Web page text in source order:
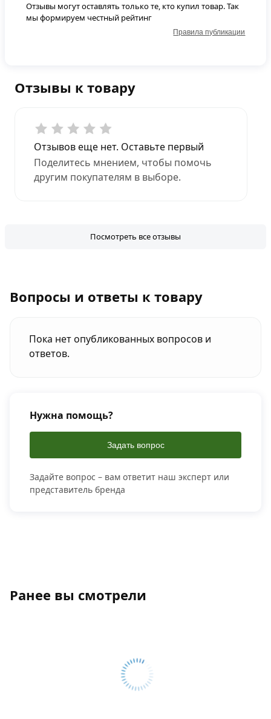
Отзывы к товару
Отзывов еще нет. Оставьте первый
Поделитесь мнением, чтобы помочь
другим покупателям в выборе.
Посмотреть все отзывы
Отзывы могут оставлять только те, кто купил товар. Так
мы формируем честный рейтинг
Правила публикации
Вопросы и ответы к товару
Пока нет опубликованных вопросов и
ответов.
Нужна помощь?
Задать вопрос
Задайте вопрос – вам ответит наш эксперт или
представитель бренда
Ранее вы смотрели